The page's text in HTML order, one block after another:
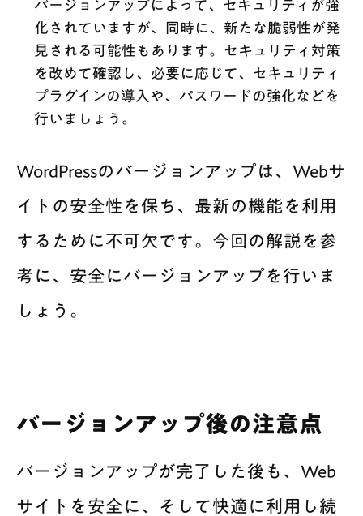
バージョンアップによって、セキュリティが強
化されていますが、同時に、新たな脆弱性が発
見される可能性もあります。セキュリティ対策
を改めて確認し、必要に応じて、セキュリティ
プラグインの導入や、パスワードの強化などを
行いましょう。
WordPressのバージョンアップは、Webサ
イトの安全性を保ち、最新の機能を利用
するために不可欠です。今回の解説を参
考に、安全にバージョンアップを行いま
しょう。
バージョンアップ後の注意点
バージョンアップが完了した後も、Web
サイトを安全に、そして快適に利用し続